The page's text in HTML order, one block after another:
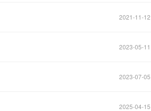
2021-11-12
2023-05-11
2023-07-05
2025-04-15